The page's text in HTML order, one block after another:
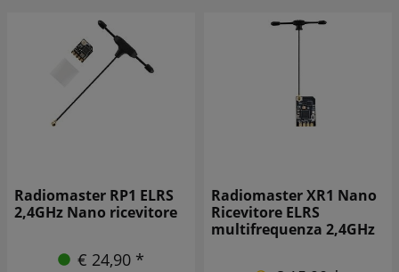
Radiomaster XR1 Nano
Ricevitore ELRS
multifrequenza 2,4GHz
Ricevitore
XR4 Gemini
Dual-Band ELRS